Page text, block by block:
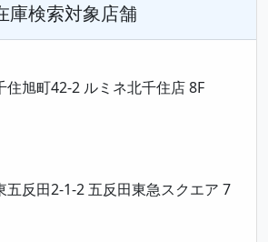
庫検索対象店舗
住旭町42-2 ルミネ北千住店 8F
五反田2-1-2 五反田東急スクエア 7